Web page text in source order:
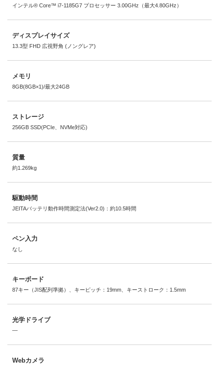
インテル® Core™ i7-1185G7 プロセッサー 3.00GHz（最大4.80GHz）
ディスプレイサイズ
13.3型 FHD 広視野角 (ノングレア)
メモリ
8GB(8GB×1)/最大24GB
ストレージ
256GB SSD(PCIe、NVMe対応)
質量
約1.269kg
駆動時間
JEITAバッテリ動作時間測定法(Ver2.0)：約10.5時間
ペン入力
なし
キーボード
87キー（JIS配列準拠）、キーピッチ：19mm、キーストローク：1.5mm
光学ドライブ
―
Webカメラ